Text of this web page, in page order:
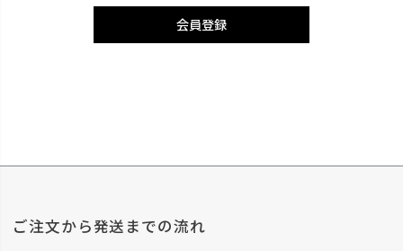
会員登録
ご注文から発送までの流れ